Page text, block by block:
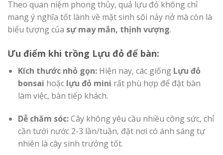
Theo quan niệm phong thủy, quả lựu đỏ không chỉ
mang ý nghĩa tốt lành về mặt sinh sôi nảy nở mà còn là
biểu tượng của sự may mắn, thịnh vượng.
Ưu điểm khi trồng Lựu đỏ để bàn:
Kích thước nhỏ gọn:Hiện nay, các giống Lựu đỏ
bonsai hoặc lựu đỏ mini rất phù hợp để đặt bàn
làm việc, bàn tiếp khách.
Dễ chăm sóc:Cây không yêu cầu nhiều công sức, chỉ
cần tưới nước 2-3 lần/tuần, đặt nơi có ánh sáng tự
nhiên là cây sinh trưởng tốt.